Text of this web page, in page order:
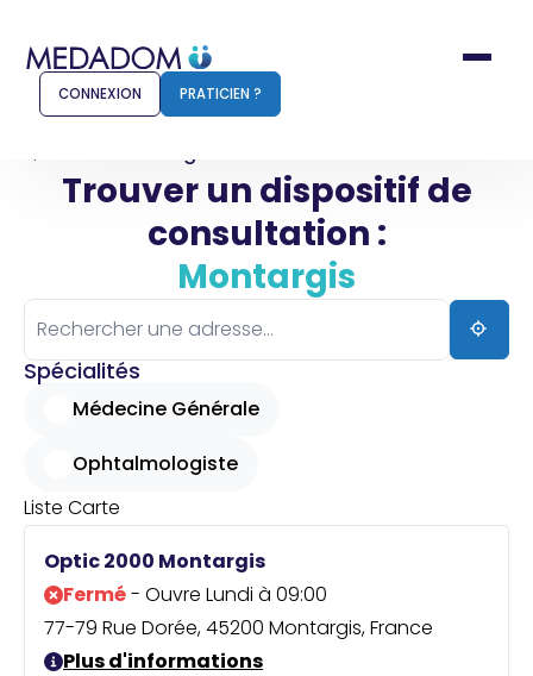
Comment ça marche ?
Pharmacien
Connexion
Praticien ?
CONNEXION PRATICIEN ?
Montargis
Trouver un dispositif de
consultation :
Montargis
Spécialités
Médecine Générale
Ophtalmologiste
Liste Carte
Optic 2000 Montargis
Fermé- Ouvre Lundi à 09:00
77-79 Rue Dorée, 45200 Montargis, France
Plus d'informations